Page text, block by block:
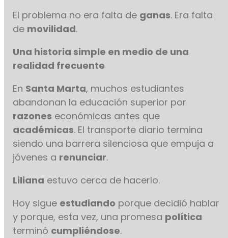
El problema no era falta de ganas. Era falta
de movilidad.
Una historia simple en medio de una
realidad frecuente
En Santa Marta, muchos estudiantes
abandonan la educación superior por
razones económicas antes que
académicas. El transporte diario termina
siendo una barrera silenciosa que empuja a
jóvenes a renunciar.
Liliana estuvo cerca de hacerlo.
Hoy sigue estudiando porque decidió hablar
y porque, esta vez, una promesa política
terminó cumpliéndose.